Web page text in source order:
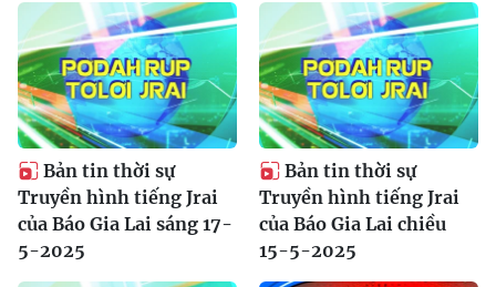
Bản tin thời sự
Truyền hình tiếng Jrai
của Báo Gia Lai sáng 17-
5-2025
Bản tin thời sự
Truyền hình tiếng Jrai
của Báo Gia Lai chiều
15-5-2025